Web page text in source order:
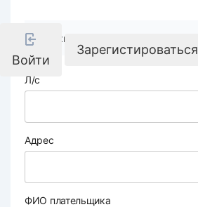
Войти
Зарегистироваться
Реквизиты компании
Л/с
Адрес
ФИО плательщика